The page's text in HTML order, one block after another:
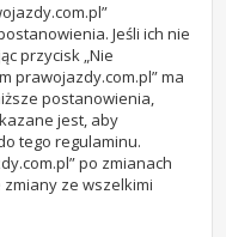
Jeśli ich nie
przycisk „Nie
prawojazdy.com.pl” ma
postanowienia,
jest, aby
tego regulaminu.
po zmianach
ze wszelkimi